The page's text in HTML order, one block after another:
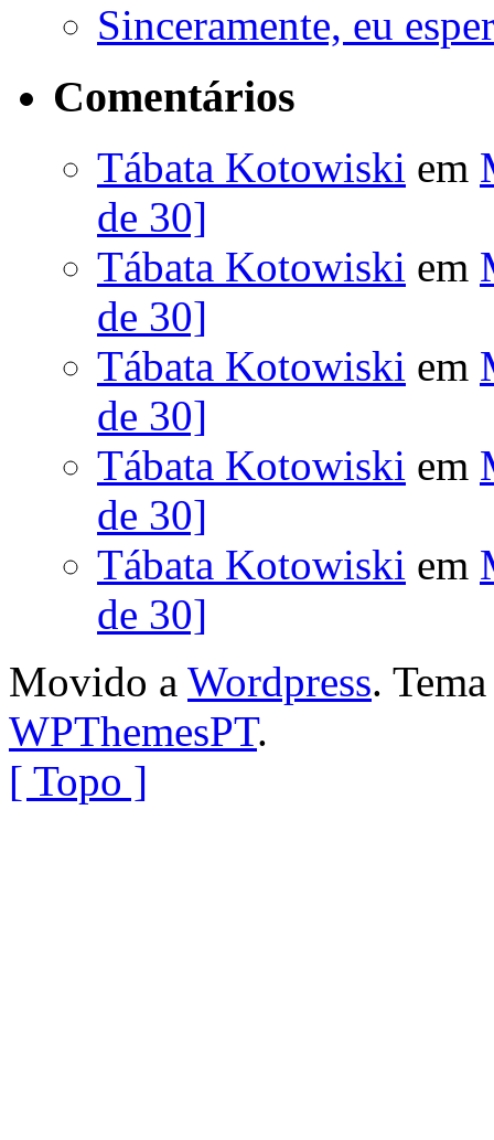
Sinceramente, eu
Comentários
Tábata Kotowiski em
de 30]
Tábata Kotowiski em
de 30]
Tábata Kotowiski em
de 30]
Tábata Kotowiski em
de 30]
Tábata Kotowiski em
de 30]
Movido a Wordpress.
WPThemesPT.
[ Topo ]